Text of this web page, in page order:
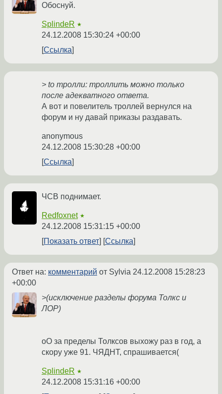
Обоснуй.
SplindeR ★
24.12.2008 15:30:24 +00:00
Ссылка
> to тролли: троллить можно только
после адекватного ответа.
А вот и повелитель троллей вернулся на
форум и ну давай приказы раздавать.
anonymous
24.12.2008 15:30:28 +00:00
Ссылка
ЧСВ поднимает.
Redfoxnet ★
24.12.2008 15:31:15 +00:00
Показать ответ
Ссылка
Ответ на: комментарий от Sylvia 24.12.2008 15:28:23
+00:00
>(исключение разделы форума Толкс и
ЛОР)
оО за пределы Толксов выхожу раз в год, а
скору уже 91. ЧЯДНТ, спрашивается(
SplindeR ★
24.12.2008 15:31:16 +00:00